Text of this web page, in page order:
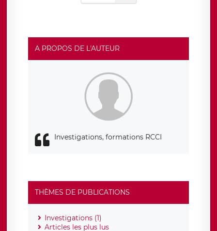
A PROPOS DE L'AUTEUR
Investigations, formations RCCI
THÈMES DE PUBLICATIONS
Investigations (1)
Articles les plus lus